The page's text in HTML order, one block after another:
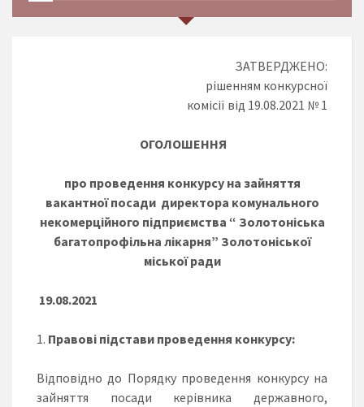
ЗАТВЕРДЖЕНО:
рішенням конкурсної
комісії від 19.08.2021 № 1
ОГОЛОШЕННЯ
про проведення конкурсу на зайняття
вакантної посади директора комунального
некомерційного підприємства “ Золотоніська
багатопрофільна лікарня” Золотоніської
міської ради
19.08.2021
Правові підстави проведення конкурсу:
Відповідно до Порядку проведення конкурсу на
зайняття посади керівника державного,